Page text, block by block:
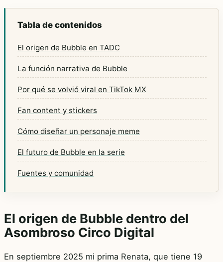
Tabla de contenidos
El origen de Bubble en TADC
La función narrativa de Bubble
Por qué se volvió viral en TikTok MX
Fan content y stickers
Cómo diseñar un personaje meme
El futuro de Bubble en la serie
Fuentes y comunidad
El origen de Bubble dentro del
Asombroso Circo Digital
En septiembre 2025 mi prima Renata, que tiene 19